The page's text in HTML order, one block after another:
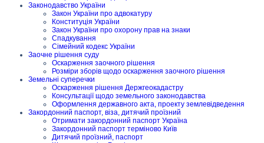
Законодавство України
Закон України про адвокатуру
Конституція України
Закон України про охорону прав на знаки
Спадкування
Сімейний кодекс України
Заочне рішення суду
Оскарження заочного рішення
Розміри зборів щодо оскарження заочного рішення
Земельні суперечки
Оскарження рішення Держгеокадастру
Консультації щодо земельного законодавства
Оформлення державного акта, проекту землевідведення
Закордонний паспорт, віза, дитячий проїзний
Отримати закордонний паспорт Україна
Закордонний паспорт терміново Київ
Дитячий проїзний, паспорт